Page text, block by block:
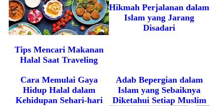
Tips Mencari Makanan
Halal Saat Traveling
Hikmah Perjalanan dalam
Islam yang Jarang
Disadari
Cara Memulai Gaya
Hidup Halal dalam
Kehidupan Sehari-hari
Adab Bepergian dalam
Islam yang Sebaiknya
Diketahui Setiap Muslim